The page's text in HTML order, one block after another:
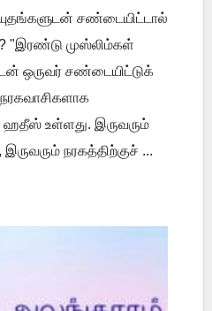
சண்டையிட்டால்
"இரண்டு முஸ்லிம்கள்
ஒருவர் சண்டையிட்டுக்
ஹதீஸ் உள்ளது. இருவரும்
நரகத்திற்குச் ...